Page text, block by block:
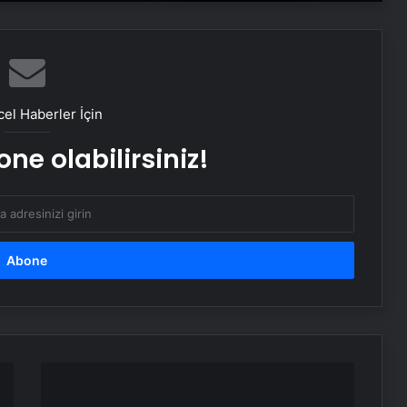
Bayraktar TB3 SİHA’lardan
Haberler İçin
olabilirsiniz!